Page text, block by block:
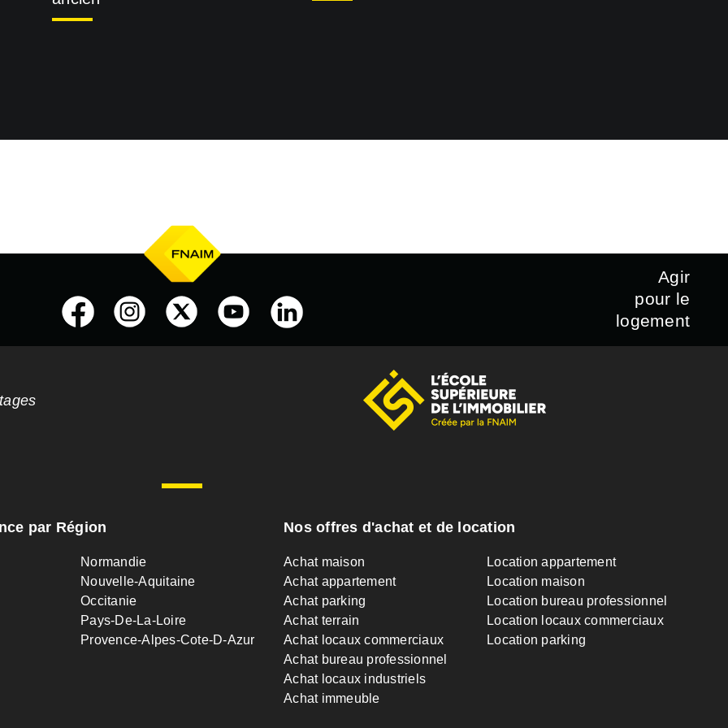
Agir
pour le
logement
par Région
Normandie
Nouvelle-Aquitaine
Occitanie
Pays-De-La-Loire
Provence-Alpes-Cote-D-Azur
Nos offres d'achat et de location
Achat maison
Achat appartement
Achat parking
Achat terrain
Achat locaux commerciaux
Achat bureau professionnel
Achat locaux industriels
Achat immeuble
Location appartement
Location maison
Location bureau professionnel
Location locaux commerciaux
Location parking